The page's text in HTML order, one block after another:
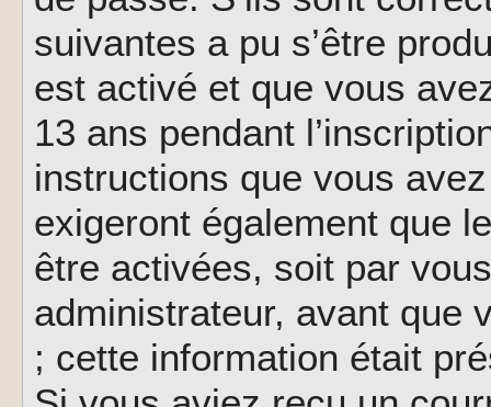
suivantes a pu s’être
est activé et que vous
13 ans pendant
instructions que vous
exigeront également que
être activées, soit par
administrateur, avant que
; cette information était